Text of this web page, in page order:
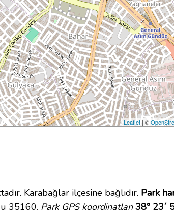
Leaflet | ©
Karabağlar ilçesine bağlıdır. Park
35160. Park GPS koordinatları 38° 23´